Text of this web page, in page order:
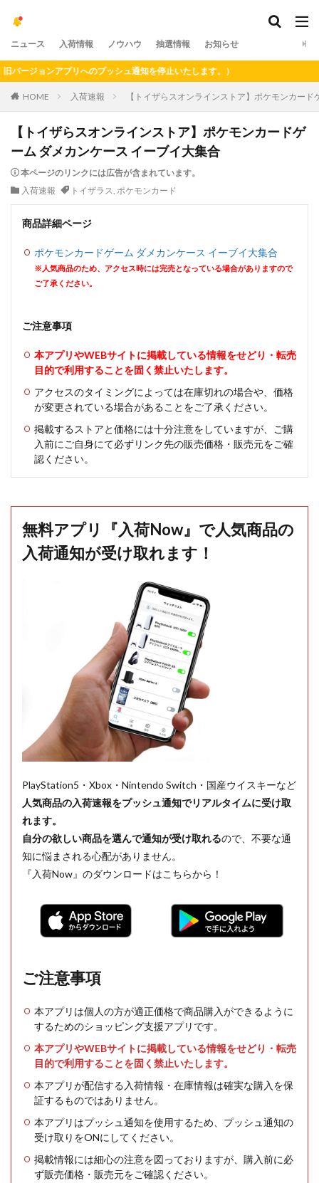
ニュース 入荷情報 ノウハウ 抽選情報 お知らせ
ョンアプリへのプッシュ通知を停止いたします。）
HOME 入荷速報 【トイザらスオンラインストア】ポケモンカー
【トイザらスオンラインストア】ポケモンカードゲ
ーム ダメカンケース イーブイ大集合
本ページのリンクには広告が含まれています。
入荷速報
トイザラス, ポケモンカード
商品詳細ページ
ポケモンカードゲーム ダメカンケース イーブイ大集合
※人気商品のため、アクセス時には完売となっている場合がありますので
ご了承ください。
ご注意事項
本アプリやWEBサイトに掲載している情報をせどり・転売
目的で利用することを固く禁止いたします。
アクセスのタイミングによっては在庫切れの場合や、価格
が変更されている場合があることをご了承ください。
掲載するストアと価格には十分注意をしていますが、ご購
入前にご自身にて必ずリンク先の販売価格・販売元をご確
認ください。
無料アプリ『入荷Now』で人気商品の
入荷通知が受け取れます！
PlayStation5・Xbox・Nintendo Switch・国産ウイスキーなど
人気商品の入荷速報をプッシュ通知でリアルタイムに受け取
れます。
自分の欲しい商品を選んで通知が受け取れるので、不要な通
知に悩まされる心配がありません。
『入荷Now』のダウンロードはこちらから！
ご注意事項
本アプリは個人の方が適正価格で商品購入ができるように
するためのショッピング支援アプリです。
本アプリやWEBサイトに掲載している情報をせどり・転売
目的で利用することを固く禁止いたします。
本アプリが配信する入荷情報・在庫情報は確実な購入を保
証するものではありません。
本アプリはプッシュ通知を使用するため、プッシュ通知の
受け取りをONにしてください。
掲載情報には細心の注意を図っておりますが、購入前に必
ず販売価格・販売元をご確認ください。